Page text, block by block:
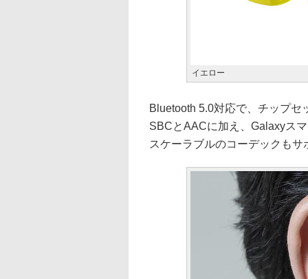
イエロー
Bluetooth 5.0対応で、チップ
SBCとAACに加え、Galaxyス
スケーラブルのコーデックもサ